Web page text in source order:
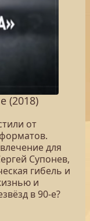
(2018)
от
для
Супонев,
гибель и
и
в 90-е?